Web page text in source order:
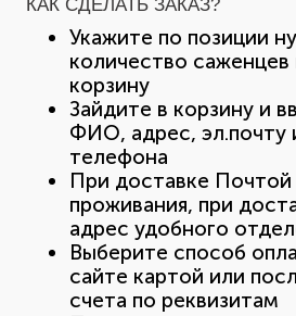
КАК СДЕЛАТЬ ЗАКАЗ?
Укажите по позиции
количество саженцев
корзину
Зайдите в корзину и
ФИО, адрес, эл.почту
телефона
При доставке Почтой
проживания, при
адрес удобного
Выберите способ
сайте картой или
счета по реквизитам